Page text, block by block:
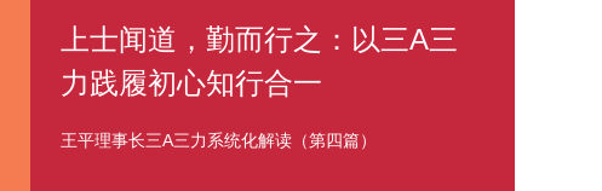
上士闻道，勤而行之：以三A三
力践履初心知行合一
王平理事长三A三力系统化解读（第四篇）